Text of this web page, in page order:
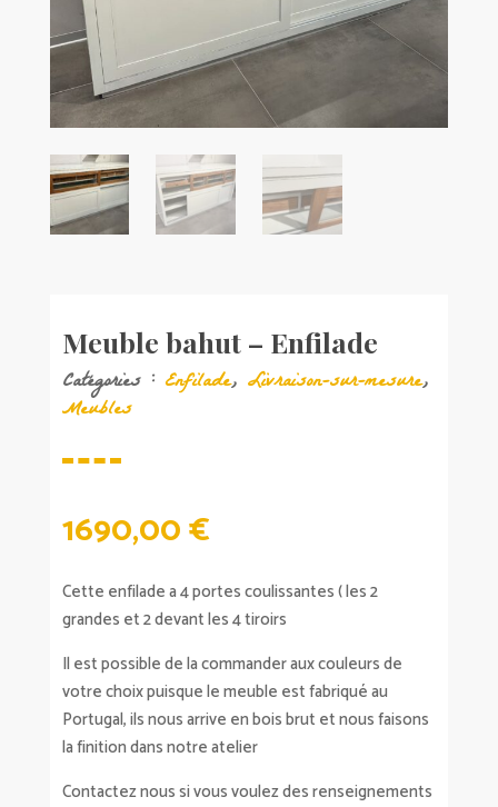
Meuble bahut – Enfilade
Catégories : Enfilade, Livraison-sur-mesure,
Meubles
1690,00€
Cette enfilade a 4 portes coulissantes ( les 2
grandes et 2 devant les 4 tiroirs
Il est possible de la commander aux couleurs de
votre choix puisque le meuble est fabriqué au
Portugal, ils nous arrive en bois brut et nous faisons
la finition dans notre atelier
Contactez nous si vous voulez des renseignements